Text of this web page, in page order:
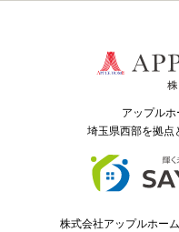
アップル
埼玉県西部を拠
株式会社アップルホーム